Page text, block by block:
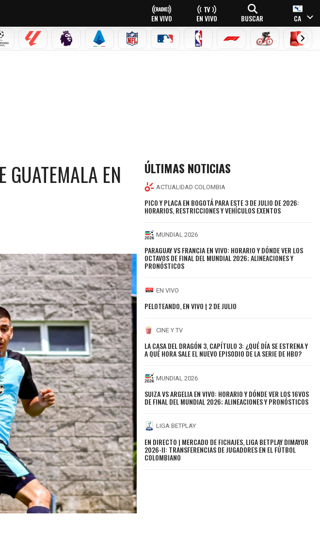
EN VIVO EN VIVO BUSCAR CA
CHAMPIONS LEAGUE
LALIGA PREMIER LEAGUE
SERIE A NFL MLB NBA FÓRMULA 1CICLISMOBOXEO
GUATEMALA EN
ÚLTIMAS NOTICIAS
ACTUALIDAD COLOMBIA
PICO Y PLACA EN BOGOTÁ PARA ESTE 3 DE JULIO DE 2026:
HORARIOS, RESTRICCIONES Y VEHÍCULOS EXENTOS
MUNDIAL 2026
PARAGUAY VS FRANCIA EN VIVO: HORARIO Y DÓNDE VER LOS
OCTAVOS DE FINAL DEL MUNDIAL 2026; ALINEACIONES Y
PRONÓSTICOS
EN VIVO
PELOTEANDO, EN VIVO | 2 DE JULIO
CINE Y TV
LA CASA DEL DRAGÓN 3, CAPÍTULO 3: ¿QUÉ DÍA SE ESTRENA Y
A QUÉ HORA SALE EL NUEVO EPISODIO DE LA SERIE DE HBO?
MUNDIAL 2026
SUIZA VS ARGELIA EN VIVO: HORARIO Y DÓNDE VER LOS 16VOS
DE FINAL DEL MUNDIAL 2026; ALINEACIONES Y PRONÓSTICOS
LIGA BETPLAY
EN DIRECTO | MERCADO DE FICHAJES, LIGA BETPLAY DIMAYOR
2026-II: TRANSFERENCIAS DE JUGADORES EN EL FÚTBOL
COLOMBIANO